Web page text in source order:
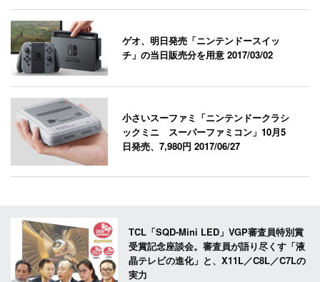
ゲオ、明日発売「ニンテンドースイッ
チ」の当日販売分を用意2017/03/02
小さいスーファミ「ニンテンドークラシ
ックミニ スーパーファミコン」10月5
日発売、7,980円2017/06/27
TCL「SQD-Mini LED」VGP審査員特別賞
受賞記念座談会。審査員が語り尽くす「液
晶テレビの進化」と、X11L／C8L／C7Lの
実力